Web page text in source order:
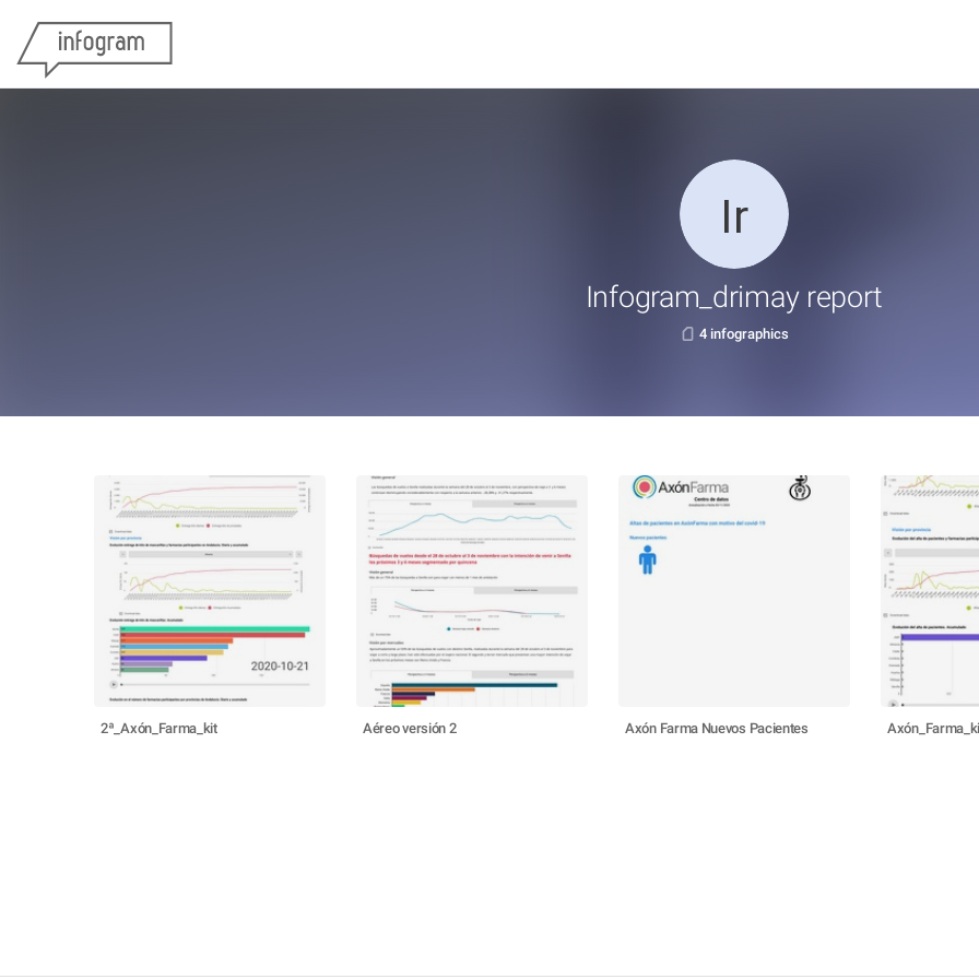
Infogram_drimay report
4 infographics
2ª_Axón_Farma_kit Aéreo versión 2 Axón Farma Nuevos Pacientes